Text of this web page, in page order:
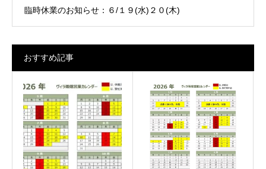
臨時休業のお知らせ：６/１９(水)２０(木)
おすすめ記事